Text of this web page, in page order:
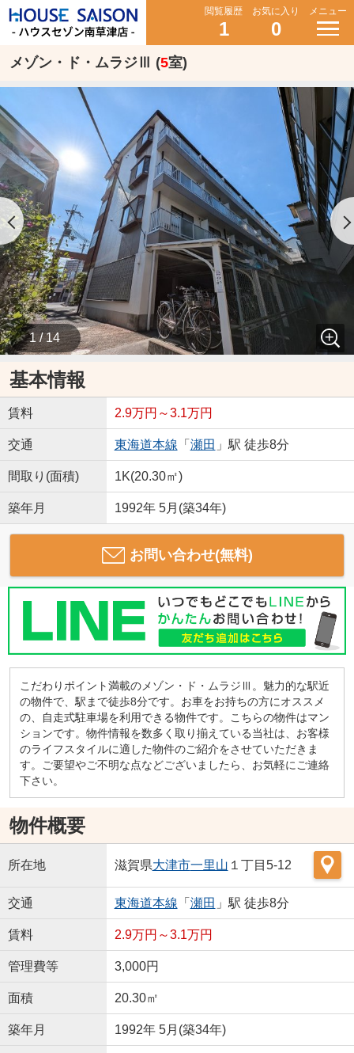
閲覧履歴
1
お気に入り
0
メニュー
メゾン・ド・ムラジⅢ (5室)
1 / 14
基本情報
賃料 2.9万円～3.1万円
交通 東海道本線 「 瀬田 」駅 徒歩8分
間取り(面積) 1K(20.30㎡)
築年月 1992年 5月(築34年)
お問い合わせ(無料)
こだわりポイント満載のメゾン・ド・ムラジⅢ。魅力的な駅近
の物件で、駅まで徒歩8分です。お車をお持ちの方にオススメ
の、自走式駐車場を利用できる物件です。こちらの物件はマン
ションです。物件情報を数多く取り揃えている当社は、お客様
のライフスタイルに適した物件のご紹介をさせていただきま
す。ご要望やご不明な点などございましたら、お気軽にご連絡
下さい。
物件概要
所在地 滋賀県大津市一里山 １丁目5-12
交通 東海道本線 「 瀬田 」駅 徒歩8分
賃料 2.9万円～3.1万円
管理費等 3,000円
面積 20.30㎡
築年月 1992年 5月(築34年)